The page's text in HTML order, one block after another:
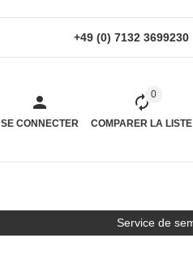
+49 (0) 7132 3699230
SE CONNECTER
0
COMPARER LA LISTE
Service de